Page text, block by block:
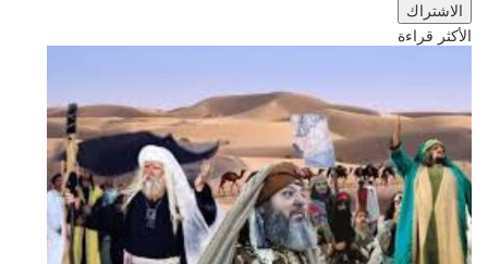
الأكثر قراءة